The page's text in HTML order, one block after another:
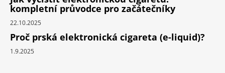
kompletní průvodce pro začátečníky
22.10.2025
Proč prská elektronická cigareta (e-liquid)?
1.9.2025